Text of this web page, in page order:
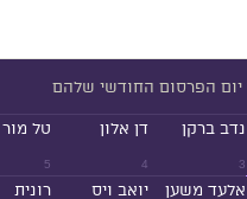
יום הפרסום החודשי שלהם
3
נדב ברקן
4
דן אלון
5
טל מור
אלעד משען יואב ויס
רונית